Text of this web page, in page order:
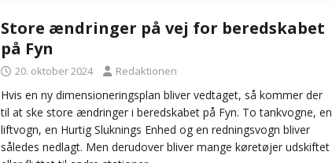
Store ændringer på vej for beredskabet
på Fyn
20. oktober 2024 Redaktionen
Hvis en ny dimensioneringsplan bliver vedtaget, så kommer der
til at ske store ændringer i beredskabet på Fyn. To tankvogne, en
liftvogn, en Hurtig Sluknings Enhed og en redningsvogn bliver
således nedlagt. Men derudover bliver mange køretøjer udskiftet